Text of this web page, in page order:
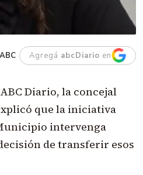
Agregá abcDiario en
Diario, la concejal
que la iniciativa
intervenga
de transferir esos